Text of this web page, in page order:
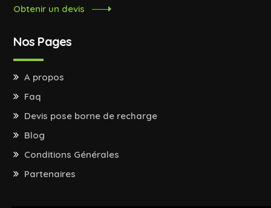
Obtenir un devis
Nos Pages
A propos
Faq
Devis pose borne de recharge
Blog
Conditions Générales
Partenaires